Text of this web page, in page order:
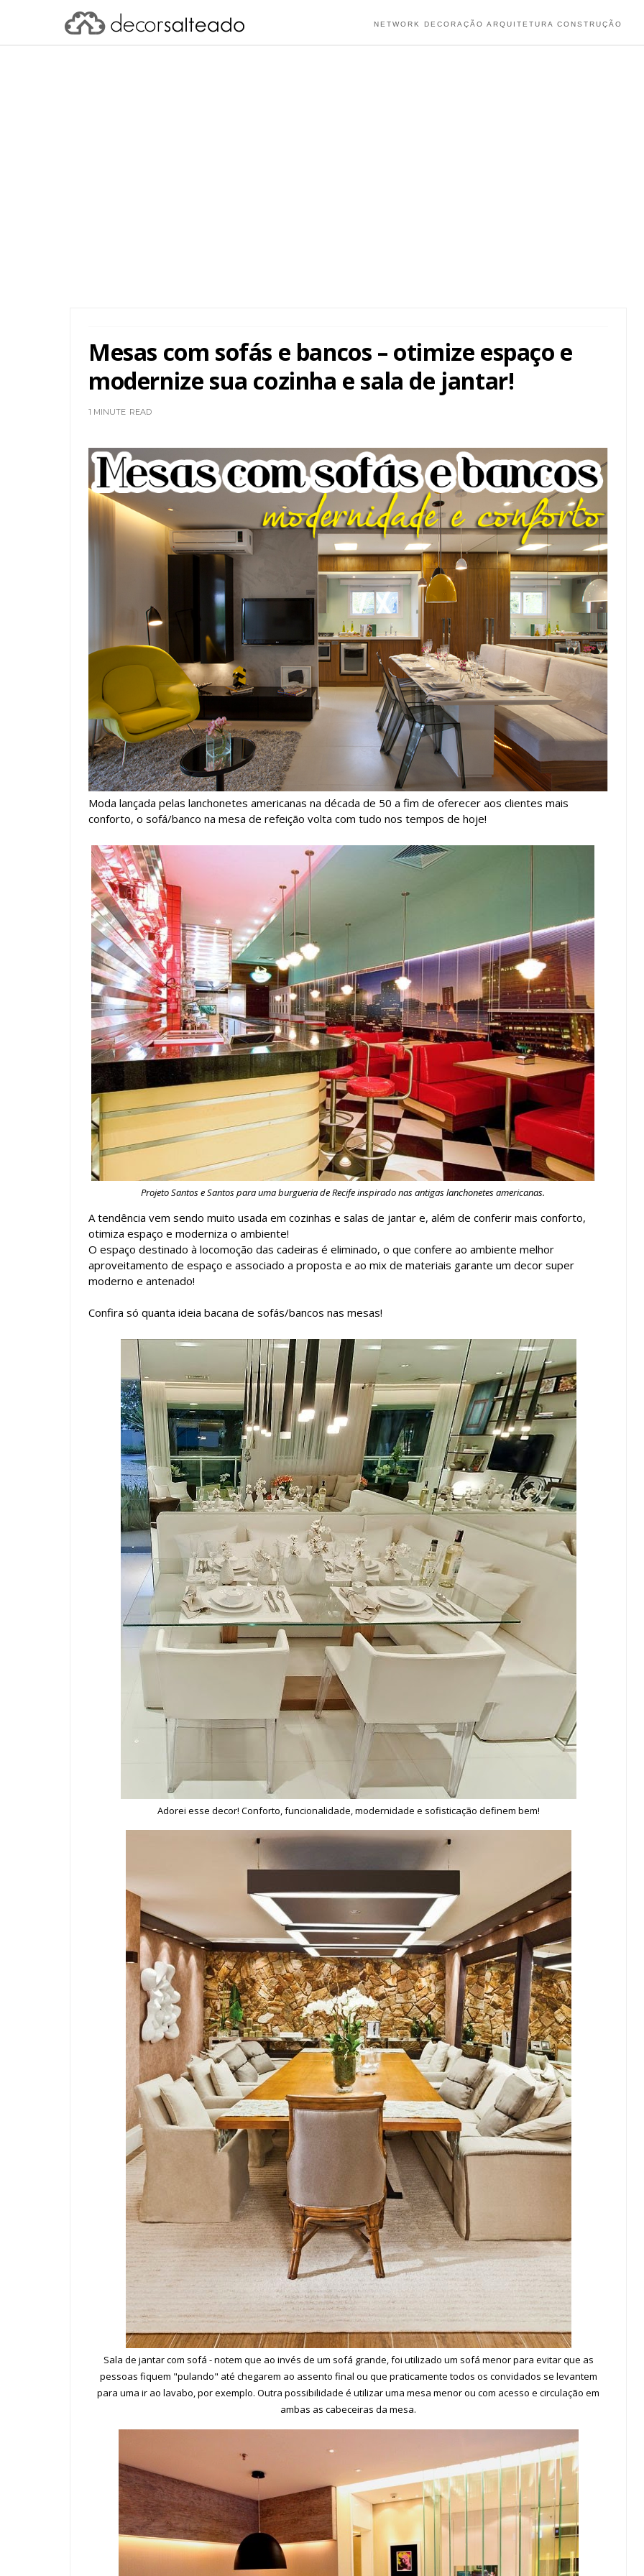
NETWORK DECORAÇÃO ARQUITETURA CONSTRUÇÃO
Mesas com sofás e bancos – otimize espaço e
modernize sua cozinha e sala de jantar!
1 MINUTE READ
Moda lançada pelas lanchonetes americanas na década de 50 a fim de oferecer aos clientes mais
conforto, o sofá/banco na mesa de refeição volta com tudo nos tempos de hoje!
Projeto Santos e Santos para uma burgueria de Recife inspirado nas antigas lanchonetes americanas.
A tendência vem sendo muito usada em cozinhas e salas de jantar e, além de conferir mais conforto,
otimiza espaço e moderniza o ambiente!
O espaço destinado à locomoção das cadeiras é eliminado, o que confere ao ambiente melhor
aproveitamento de espaço e associado a proposta e ao mix de materiais garante um decor super
moderno e antenado!
Confira só quanta ideia bacana de sofás/bancos nas mesas!
Adorei esse decor! Conforto, funcionalidade, modernidade e sofisticação definem bem!
Sala de jantar com sofá - notem que ao invés de um sofá grande, foi utilizado um sofá menor para evitar que as
pessoas fiquem "pulando" até chegarem ao assento final ou que praticamente todos os convidados se levantem
para uma ir ao lavabo, por exemplo. Outra possibilidade é utilizar uma mesa menor ou com acesso e circulação em
ambas as cabeceiras da mesa.